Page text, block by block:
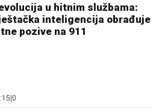
u hitnim službama:
inteligencija obrađuje
pozive na 911
0